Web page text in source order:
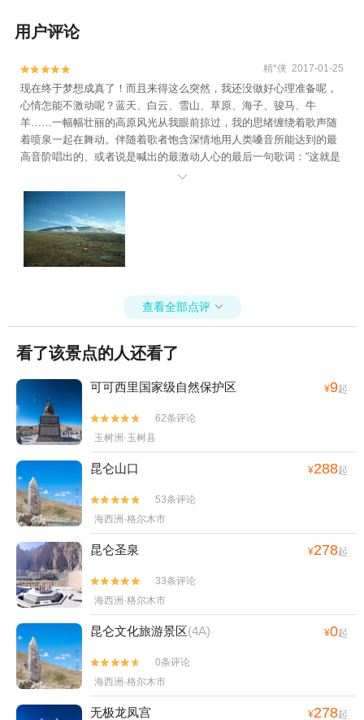
用户评论

 精*侠 2017-01-25
现在终于梦想成真了！而且来得这么突然，我还没做好心理准备呢，
心情怎能不激动呢？蓝天、白云、雪山、草原、海子、骏马、牛
羊……一幅幅壮丽的高原风光从我眼前掠过，我的思绪缠绕着歌声随
着喷泉一起在舞动。伴随着歌者饱含深情地用人类嗓音所能达到的最
高音阶唱出的、或者说是喊出的最激动人心的最后一句歌词：“这就是

查看全部点评 
看了该景点的人还看了
可可西里国家级自然保护区 ¥9起


62条评论
玉树洲·玉树县
昆仑山口 ¥288起


53条评论
海西洲·格尔木市
昆仑圣泉 ¥278起


33条评论
海西洲·格尔木市
昆仑文化旅游景区(4A) ¥0起


0条评论
海西洲·格尔木市
无极龙凤宫 ¥278起